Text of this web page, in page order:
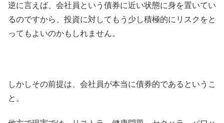
逆に言えば、会社員という債券に近い状態に身を置いてい
るのですから、投資に対してもう少し積極的にリスクをと
ってもよいのかもしれません。
しかしその前提は、会社員が本当に債券的であるというこ
と。